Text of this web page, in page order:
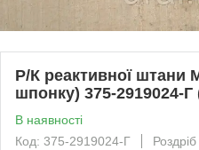
Р/К реактивної штани
шпонку) 375-2919024-
В наявності
Код: 375-2919024-Г
Роздріб